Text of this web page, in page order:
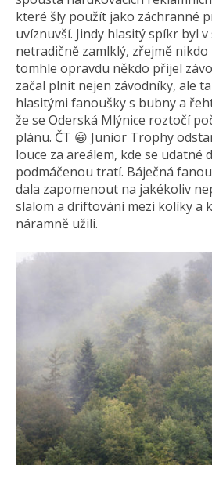
které šly použít jako záchranné
uvíznuvší. Jindy hlasitý spíkr byl
netradičně zamlklý, zřejmě nikdo
tomhle opravdu někdo přijel
začal plnit nejen závodníky, ale
hlasitými fanoušky s bubny a
že se Oderská Mlýnice roztočí
plánu. ČT 😀 Junior Trophy
louce za areálem, kde se udatné
podmáčenou tratí. Báječná
dala zapomenout na jakékoliv
slalom a driftování mezi kolíky a
náramně užili.